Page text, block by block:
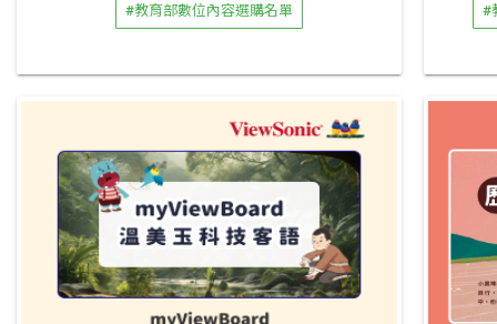
#
#教育部數位內容選購名單